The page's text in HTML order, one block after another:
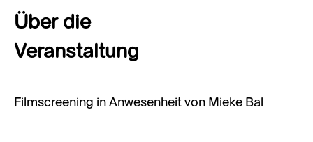
Über die
Veranstaltung
Filmscreening in Anwesenheit von Mieke Bal